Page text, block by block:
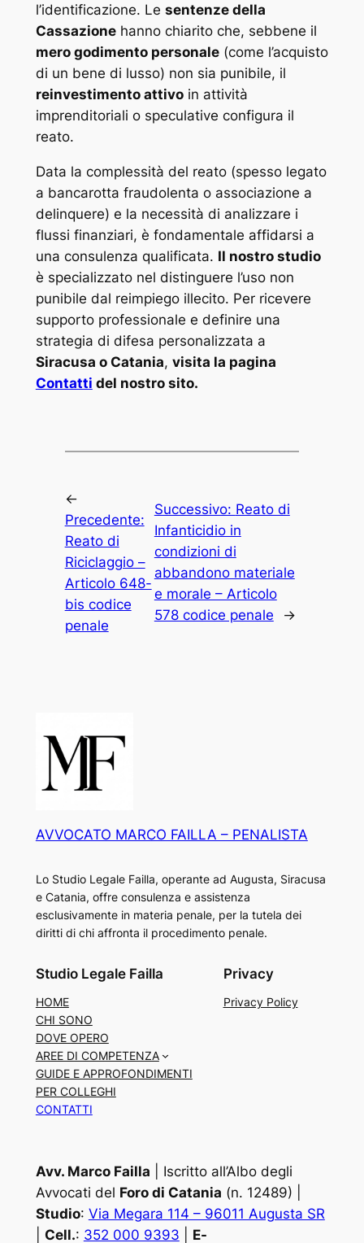
l’identificazione. Le sentenze della
Cassazionehanno chiarito che, sebbene il
mero godimento personale(come l’acquisto
di un bene di lusso) non sia punibile, il
reinvestimento attivoin attività
imprenditoriali o speculative configura il
reato.
Data la complessità del reato (spesso legato
a bancarotta fraudolenta o associazione a
delinquere) e la necessità di analizzare i
flussi finanziari, è fondamentale affidarsi a
una consulenza qualificata. Il nostro studio
è specializzato nel distinguere l’uso non
punibile dal reimpiego illecito. Per ricevere
supporto professionale e definire una
strategia di difesa personalizzata a
Siracusa o Catania, visita la pagina
Contatti del nostro sito.
←
Precedente:
Reato di
Riciclaggio –
Articolo 648-
bis codice
penale
Successivo: Reato di
Infanticidio in
condizioni di
abbandono materiale
e morale – Articolo
578 codice penale
→
AVVOCATO MARCO FAILLA – PENALISTA
Lo Studio Legale Failla, operante ad Augusta, Siracusa
e Catania, offre consulenza e assistenza
esclusivamente in materia penale, per la tutela dei
diritti di chi affronta il procedimento penale.
Studio Legale Failla
HOME
CHI SONO
DOVE OPERO
AREE DI COMPETENZA
GUIDE E APPROFONDIMENTI
PER COLLEGHI
CONTATTI
Privacy
Privacy Policy
Avv. Marco Failla | Iscritto all’Albo degli
Avvocati del Foro di Catania (n. 12489) |
Studio: Via Megara 114 – 96011 Augusta SR
Cell.: 352 000 9393 E-